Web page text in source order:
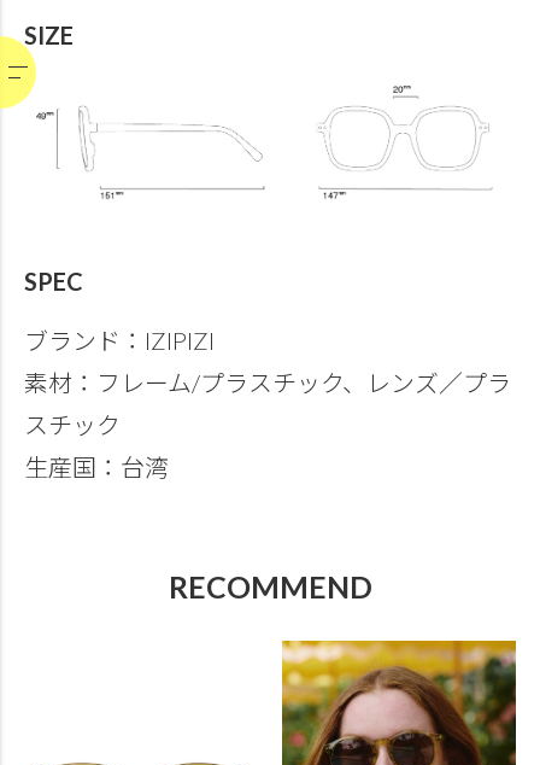
SIZE
SPEC
ブランド：IZIPIZI
素材：フレーム/プラスチック、レンズ／プラ
スチック
生産国：台湾
RECOMMEND